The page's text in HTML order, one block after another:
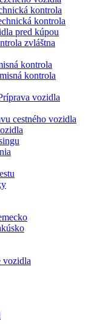
kontrola
kontrola
pred kúpou
zvláštna
kontrola
kontrola
vozidla
cestného vozidla
vozidla